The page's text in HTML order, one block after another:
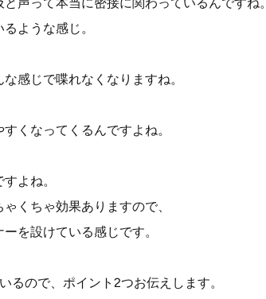
ような感じ。
感じで喋れなくなりますね。
くなってくるんですよね。
よね。
くちゃ効果ありますので、
を設けている感じです。
ので、ポイント2つお伝えします。